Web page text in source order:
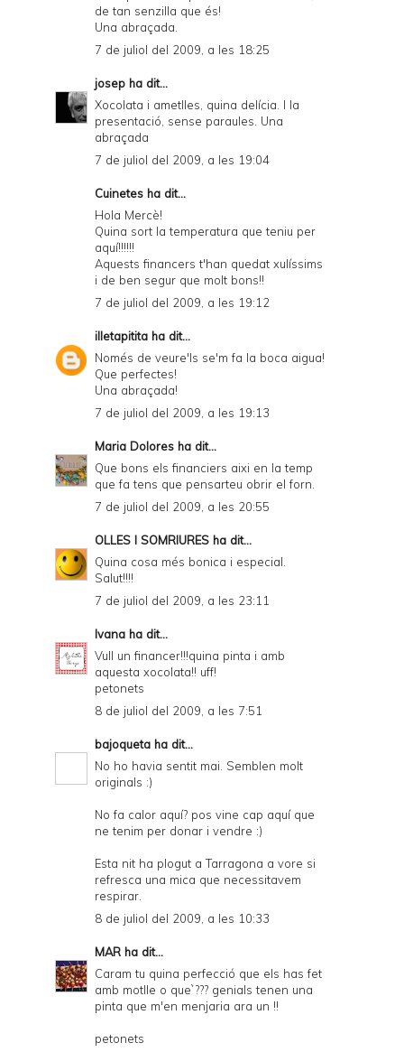
de tan senzilla que és!
Una abraçada.
7 de juliol del 2009, a les 18:25
josep ha dit...
Xocolata i ametlles, quina delícia. I la
presentació, sense paraules. Una
abraçada
7 de juliol del 2009, a les 19:04
Cuinetes ha dit...
Hola Mercè!
Quina sort la temperatura que teniu per
aquí!!!!!!
Aquests financers t'han quedat xulíssims
i de ben segur que molt bons!!
7 de juliol del 2009, a les 19:12
illetapitita ha dit...
Només de veure'ls se'm fa la boca aigua!
Que perfectes!
Una abraçada!
7 de juliol del 2009, a les 19:13
Maria Dolores ha dit...
Que bons els financiers aixi en la temp
que fa tens que pensarteu obrir el forn.
7 de juliol del 2009, a les 20:55
OLLES I SOMRIURES ha dit...
Quina cosa més bonica i especial.
Salut!!!!
7 de juliol del 2009, a les 23:11
Ivana ha dit...
Vull un financer!!!quina pinta i amb
aquesta xocolata!! uff!
petonets
8 de juliol del 2009, a les 7:51
bajoqueta ha dit...
No ho havia sentit mai. Semblen molt
originals :)
No fa calor aquí? pos vine cap aquí que
ne tenim per donar i vendre :)
Esta nit ha plogut a Tarragona a vore si
refresca una mica que necessitavem
respirar.
8 de juliol del 2009, a les 10:33
MAR ha dit...
Caram tu quina perfecció que els has fet
amb motlle o que`??? genials tenen una
pinta que m'en menjaria ara un !!
petonets